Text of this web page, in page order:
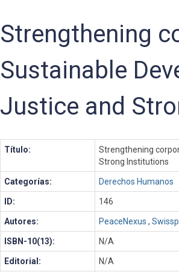
Strengthening
Sustainable
Justice and
Título:
Strengthening
Strong Institutions
Categorías: Derechos Humanos
ID: 146
Autores: PeaceNexus ,
ISBN-10(13): N/A
Editorial: N/A